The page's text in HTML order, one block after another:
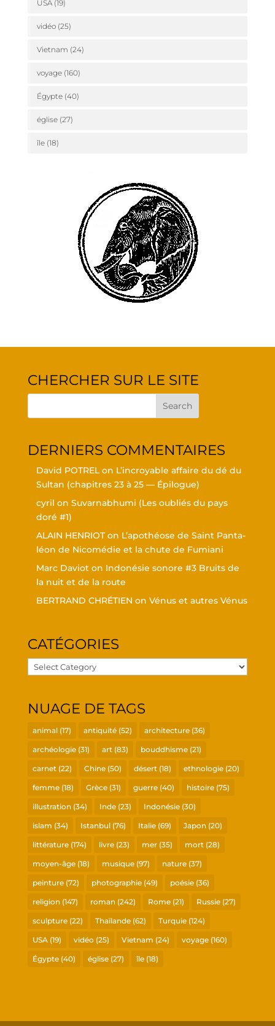
USA(19)
vidéo(25)
Vietnam (24)
voyage(160)
Égypte(40)
église(27)
île(18)
CHER­CHER SUR LE SITE
DER­NIERS COMMENTAIRES
David POTRELon L’in­croyable affaire du dé du
Sul­tan (cha­pitres 23 à 25 — Épilogue)
cyril on Suvar­nabhu­mi (Les oubliés du pays
doré #1)
ALAIN HENRIOTon L’a­po­théose de Saint Pan­ta­
léon de Nico­mé­die et la chute de Fumiani
Marc Davioton Indo­né­sie sonore #3 Bruits de
la nuit et de la route
BERTRAND CHRÉTIEN on Vénus et autres Vénus
CATÉ­GO­RIES
Caté­
go­
NUAGE DE TAGS
animal(17) antiquité(52) architecture(36)
archéologie(31) art(83) bouddhisme(21)
carnet(22) Chine(50) désert(18) ethnologie(20)
femme(18) Grèce(31) guerre(40) histoire(75)
illustration(34) Inde(23) Indonésie(30)
islam (34) Istanbul(76) Italie(69) Japon(20)
littérature(174) livre(23) mer(35) mort(28)
moyen-âge(18) musique(97) nature(37)
peinture(72) photographie(49) poésie(36)
religion(147) roman(242) Rome(21) Russie(27)
sculpture(22) Thaïlande(62) Turquie(124)
USA(19) vidéo (25) Vietnam (24) voyage(160)
Égypte(40) église(27) île(18)